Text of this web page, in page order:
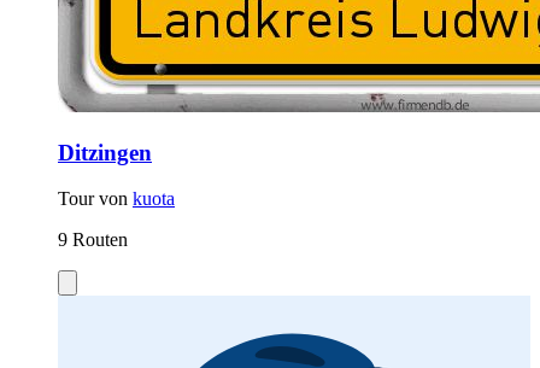
Ditzingen
Tour von kuota
9 Routen